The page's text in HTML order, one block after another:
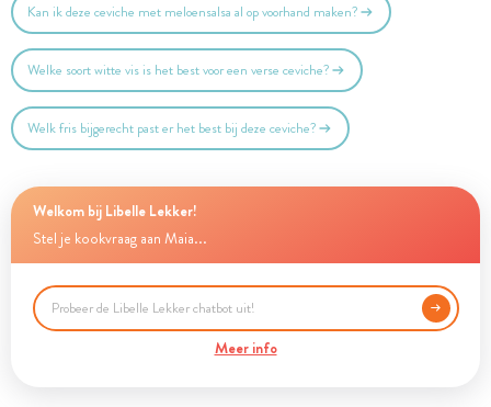
Kan ik deze ceviche met meloensalsa al op voorhand maken?
Welke soort witte vis is het best voor een verse ceviche?
Welk fris bijgerecht past er het best bij deze ceviche?
Welkom bij Libelle Lekker!
Stel je kookvraag aan Maia...
Meer info